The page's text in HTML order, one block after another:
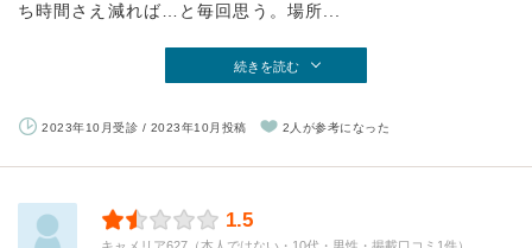
ち時間さえ減れば…と毎回思う。場所...
続きを読む
2023年10月受診 / 2023年10月投稿 2人が参考になった
1.5